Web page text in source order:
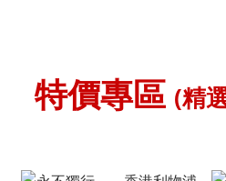
特價專區 (精